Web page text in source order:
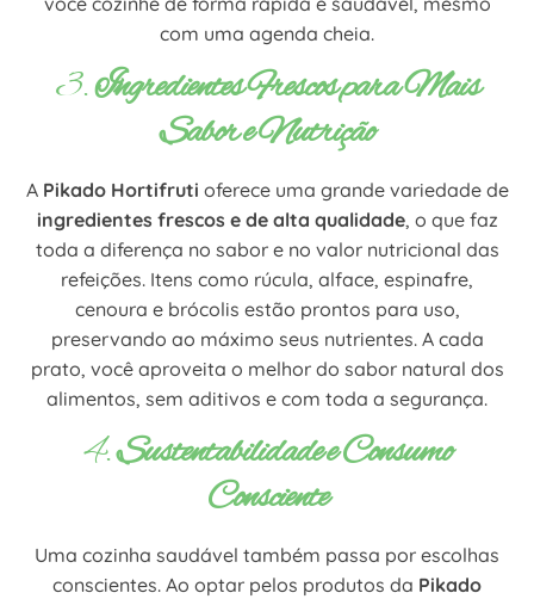
com uma agenda cheia.
3.Ingredientes Frescos para Mais
Sabor e Nutrição
A Pikado Hortifruti oferece uma grande variedade de
ingredientes frescos e de alta qualidade, o que faz
toda a diferença no sabor e no valor nutricional das
refeições. Itens como rúcula, alface, espinafre,
cenoura e brócolis estão prontos para uso,
preservando ao máximo seus nutrientes. A cada
prato, você aproveita o melhor do sabor natural dos
alimentos, sem aditivos e com toda a segurança.
4.Sustentabilidade e Consumo
Consciente
Uma cozinha saudável também passa por escolhas
conscientes. Ao optar pelos produtos da Pikado